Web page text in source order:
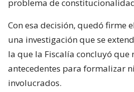
problema de
Con esa decisión, quedó firme
una investigación que se
la que la Fiscalía concluyó que
antecedentes para formalizar
involucrados.